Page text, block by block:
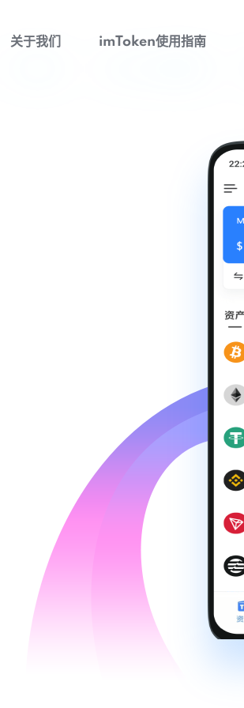
关于我们 imToken使用指南